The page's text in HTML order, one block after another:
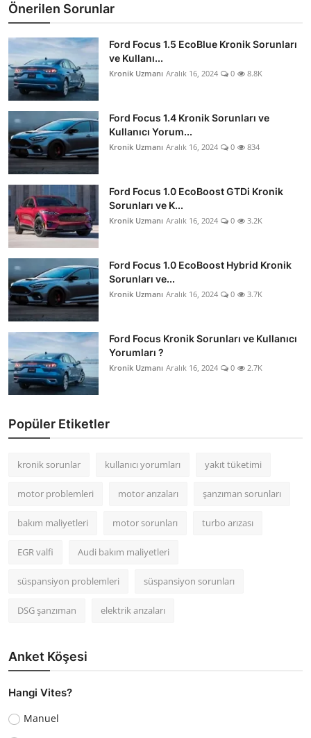
Önerilen Sorunlar
Ford Focus 1.5 EcoBlue Kronik Sorunları
ve Kullanı...
Kronik Uzmanı Aralık 16, 2024 0 8.8K
Ford Focus 1.4 Kronik Sorunları ve
Kullanıcı Yorum...
Kronik Uzmanı Aralık 16, 2024 0 834
Ford Focus 1.0 EcoBoost GTDi Kronik
Sorunları ve K...
Kronik Uzmanı Aralık 16, 2024 0 3.2K
Ford Focus 1.0 EcoBoost Hybrid Kronik
Sorunları ve...
Kronik Uzmanı Aralık 16, 2024 0 3.7K
Ford Focus Kronik Sorunları ve Kullanıcı
Yorumları ?
Kronik Uzmanı Aralık 16, 2024 0 2.7K
Popüler Etiketler
kronik sorunlar kullanıcı yorumları yakıt tüketimi
motor problemleri motor arızaları şanzıman sorunları
bakım maliyetleri motor sorunları turbo arızası
EGR valfi Audi bakım maliyetleri
süspansiyon problemleri süspansiyon sorunları
DSG şanzıman elektrik arızaları
Anket Köşesi
Hangi Vites?
Manuel